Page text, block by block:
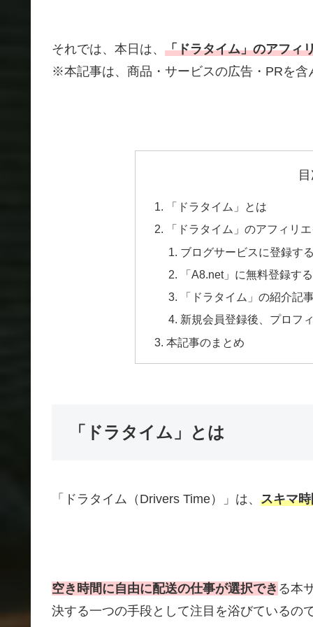
それでは、本日は、 「ドラタイム」のアフィ
※本記事は、商品・サービスの広告・PRを含
「ドラタイム」とは
「ドラタイム」のアフィリ
ブログサービスに登録す
「A8.net」に無料登録する
「ドラタイム」の紹介記
新規会員登録後、プロフ
本記事のまとめ
「ドラタイム」とは
「ドラタイム（Drivers Time）」は、 スキマ
空き時間に自由に配送の仕事が選択でき る本
決する一つの手段として注目を浴びているの